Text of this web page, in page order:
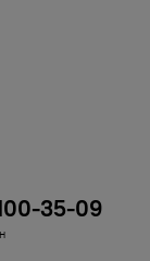
35-09